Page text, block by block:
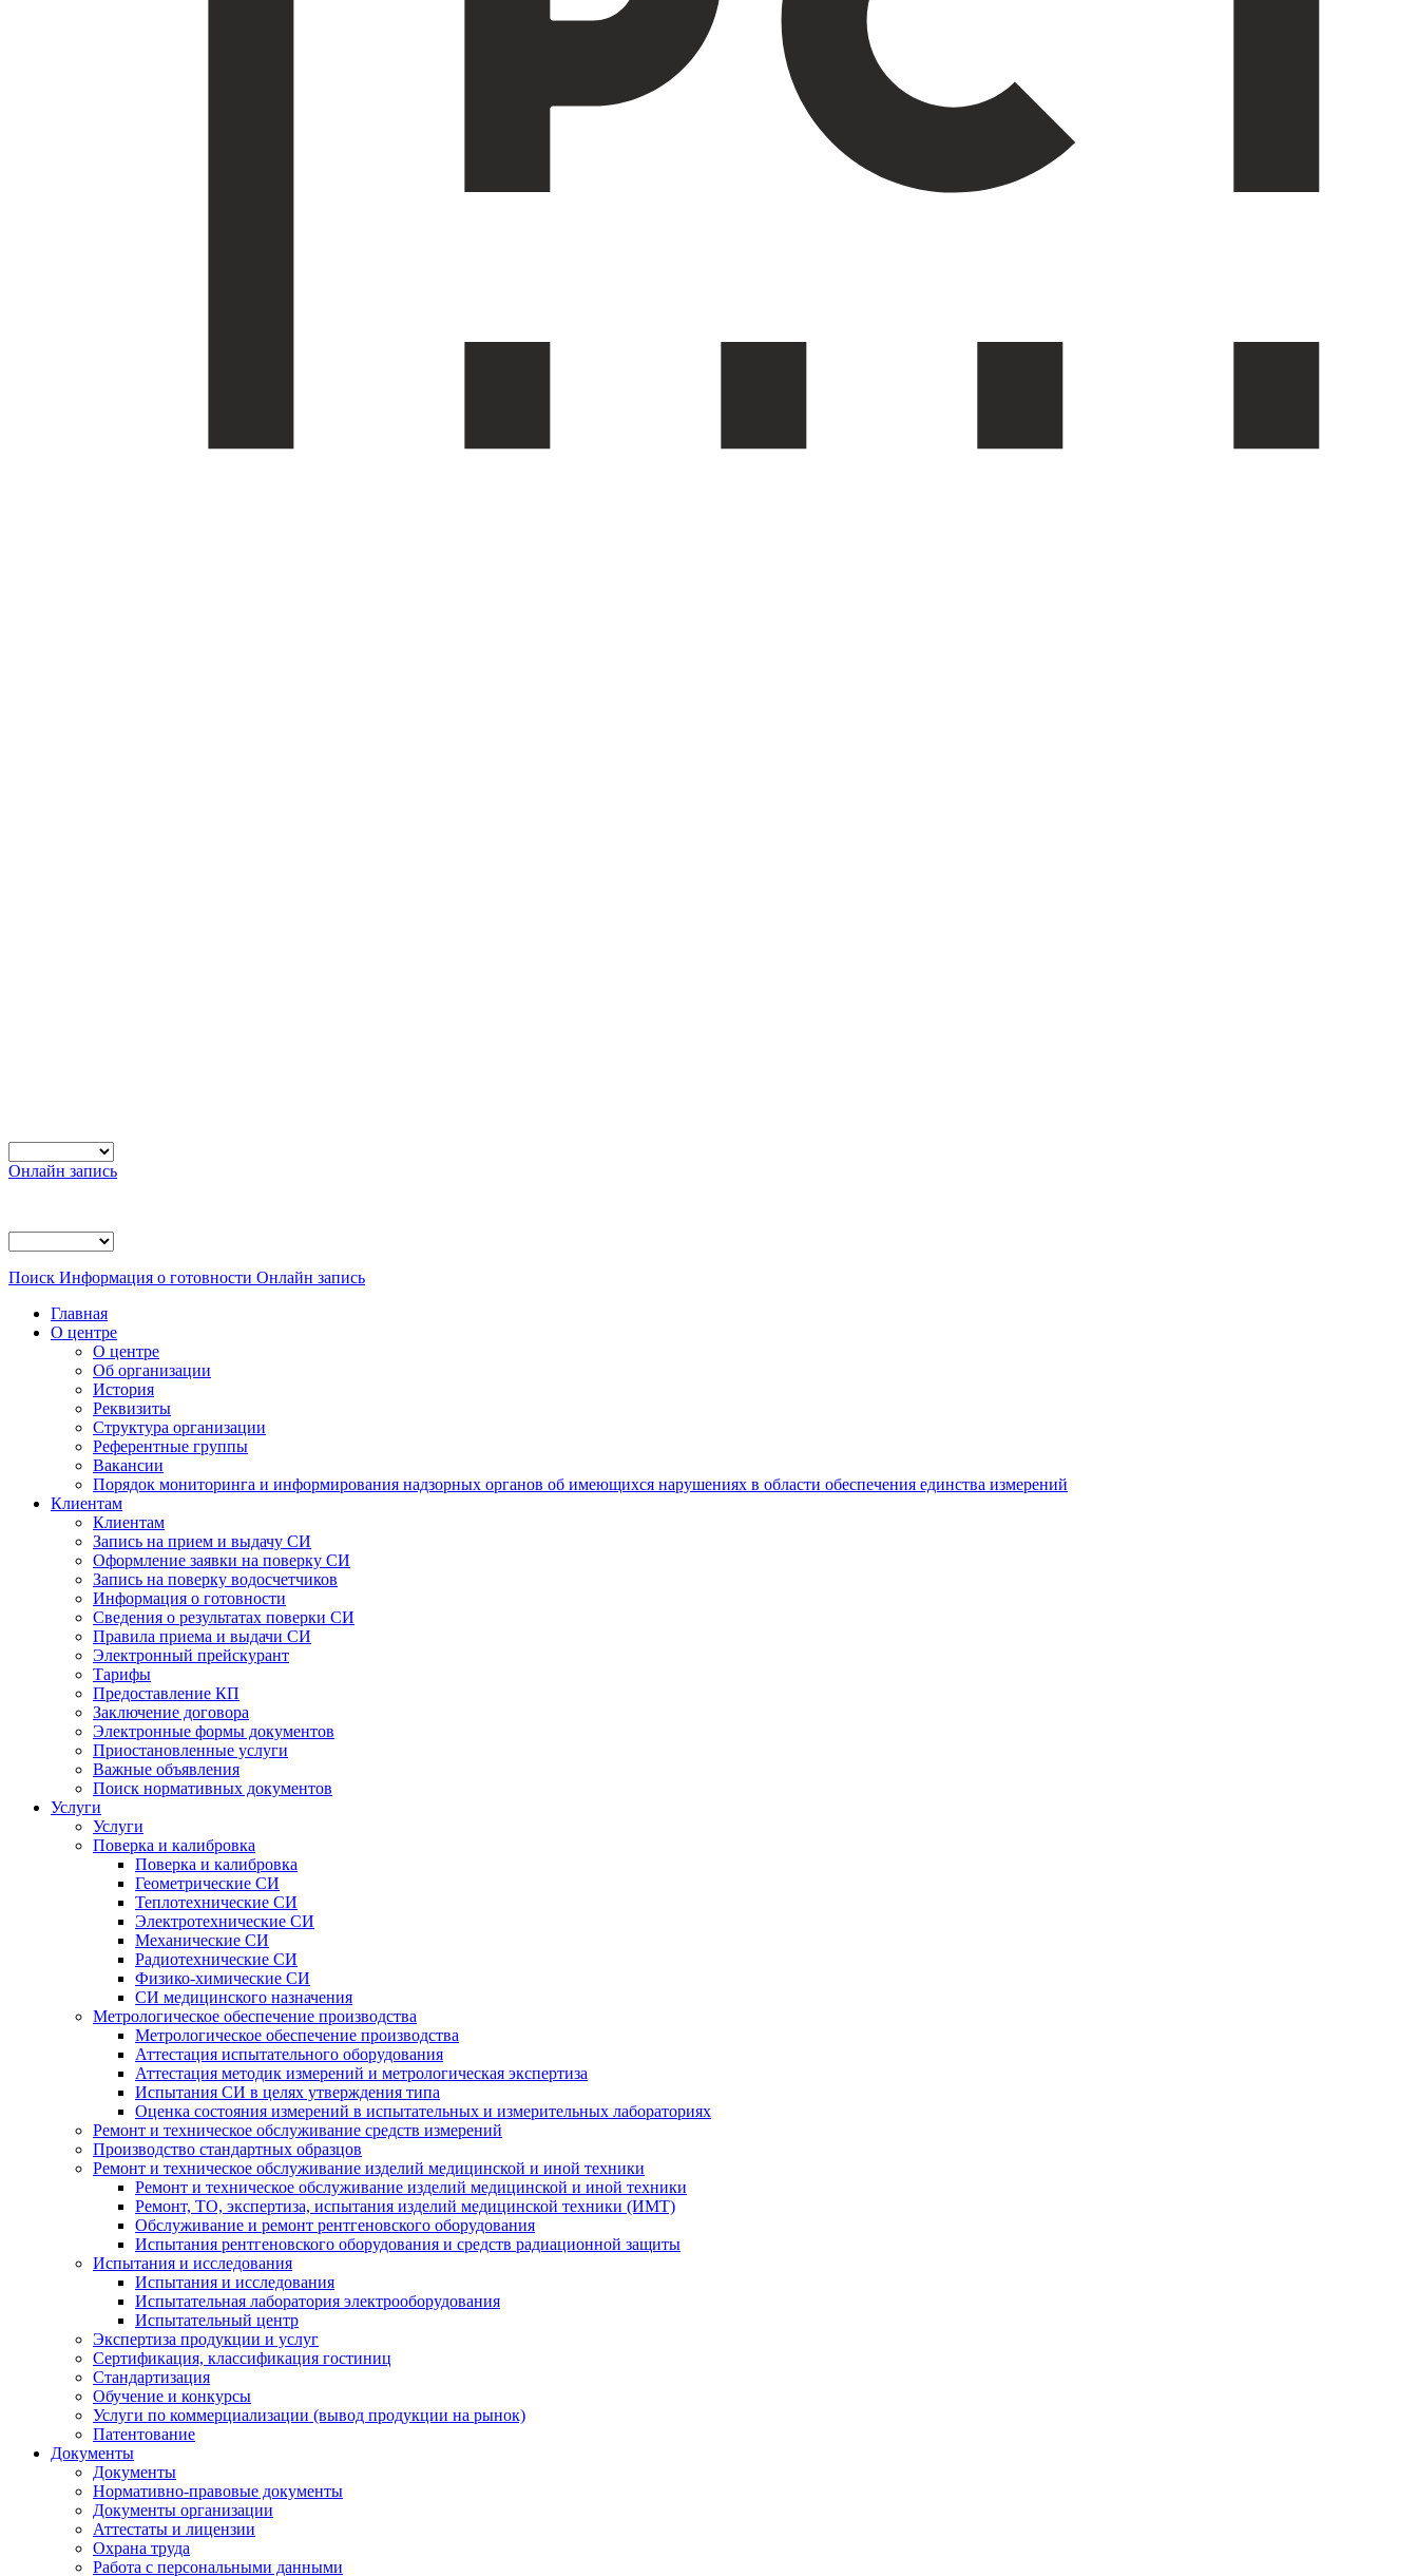
Онлайн запись
Поиск Информация о готовности Онлайн запись
Главная
О центре
О центре
Об организации
История
Реквизиты
Структура организации
Референтные группы
Вакансии
Порядок мониторинга и информирования надзорных органов об имеющихся нарушениях в области обеспечения единства измерений
Клиентам
Клиентам
Запись на прием и выдачу СИ
Оформление заявки на поверку СИ
Запись на поверку водосчетчиков
Информация о готовности
Сведения о результатах поверки СИ
Правила приема и выдачи СИ
Электронный прейскурант
Тарифы
Предоставление КП
Заключение договора
Электронные формы документов
Приостановленные услуги
Важные объявления
Поиск нормативных документов
Услуги
Услуги
Поверка и калибровка
Поверка и калибровка
Геометрические СИ
Теплотехнические СИ
Электротехнические СИ
Механические СИ
Радиотехнические СИ
Физико-химические СИ
СИ медицинского назначения
Метрологическое обеспечение производства
Метрологическое обеспечение производства
Аттестация испытательного оборудования
Аттестация методик измерений и метрологическая экспертиза
Испытания СИ в целях утверждения типа
Оценка состояния измерений в испытательных и измерительных лабораториях
Ремонт и техническое обслуживание средств измерений
Производство стандартных образцов
Ремонт и техническое обслуживание изделий медицинской и иной техники
Ремонт и техническое обслуживание изделий медицинской и иной техники
Ремонт, ТО, экспертиза, испытания изделий медицинской техники (ИМТ)
Обслуживание и ремонт рентгеновского оборудования
Испытания рентгеновского оборудования и средств радиационной защиты
Испытания и исследования
Испытания и исследования
Испытательная лаборатория электрооборудования
Испытательный центр
Экспертиза продукции и услуг
Сертификация, классификация гостиниц
Стандартизация
Обучение и конкурсы
Услуги по коммерциализации (вывод продукции на рынок)
Патентование
Документы
Документы
Нормативно-правовые документы
Документы организации
Аттестаты и лицензии
Охрана труда
Работа с персональными данными